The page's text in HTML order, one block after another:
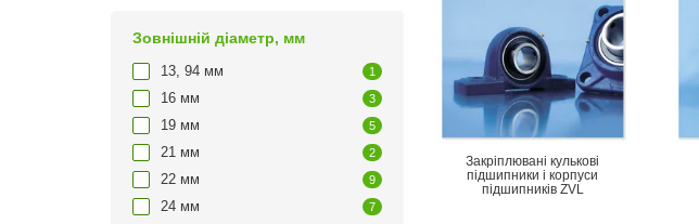
Зовнішній діаметр, мм
13, 94 мм 1
16 мм 3
19 мм 5
21 мм 2
22 мм 9
24 мм 7
Закріплювані кулькові
підшипники і корпуси
підшипників ZVL